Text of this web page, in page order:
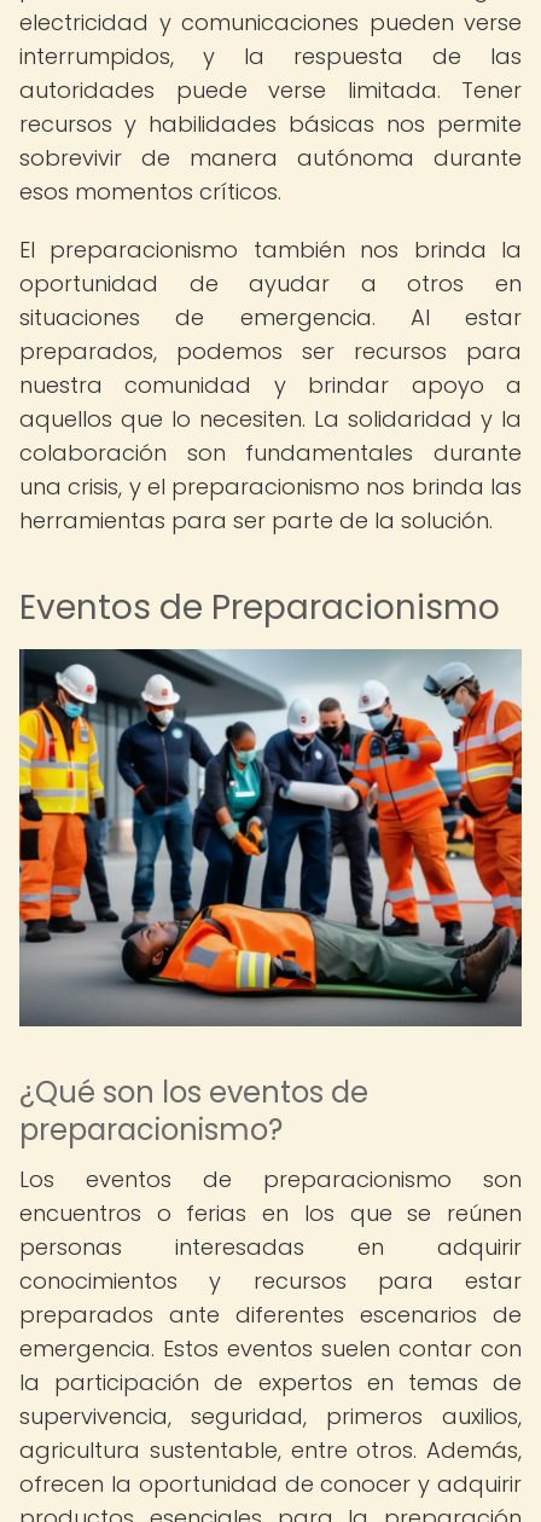
electricidad y comunicaciones pueden verse
interrumpidos, y la respuesta de las
autoridades puede verse limitada. Tener
recursos y habilidades básicas nos permite
sobrevivir de manera autónoma durante
esos momentos críticos.
El preparacionismo también nos brinda la
oportunidad de ayudar a otros en
situaciones de emergencia. Al estar
preparados, podemos ser recursos para
nuestra comunidad y brindar apoyo a
aquellos que lo necesiten. La solidaridad y la
colaboración son fundamentales durante
una crisis, y el preparacionismo nos brinda las
herramientas para ser parte de la solución.
Eventos de Preparacionismo
¿Qué son los eventos de
preparacionismo?
Los eventos de preparacionismo son
encuentros o ferias en los que se reúnen
personas interesadas en adquirir
conocimientos y recursos para estar
preparados ante diferentes escenarios de
emergencia. Estos eventos suelen contar con
la participación de expertos en temas de
supervivencia, seguridad, primeros auxilios,
agricultura sustentable, entre otros. Además,
ofrecen la oportunidad de conocer y adquirir